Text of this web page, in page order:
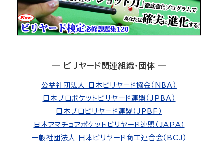
― ビリヤード関連組織・団体 ―
公益社団法人 日本ビリヤード協会（NBA）
日本プロポケットビリヤード連盟（JPBA）
日本プロビリヤード連盟（JPBF）
日本アマチュアポケットビリヤード連盟（JAPA）
一般社団法人 日本ビリヤード商工連合会（BCJ）